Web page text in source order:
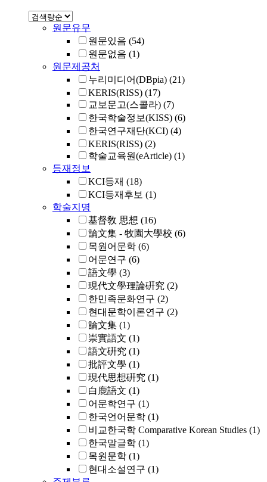
원문유무
원문있음 (54)
원문없음 (1)
원문제공처
누리미디어(DBpia) (21)
KERIS(RISS) (17)
교보문고(스콜라) (7)
한국학술정보(KISS) (6)
한국연구재단(KCI) (4)
KERIS(RISS) (2)
학술교육원(eArticle) (1)
등재정보
KCI등재 (18)
KCI등재후보 (1)
학술지명
基督敎 思想 (16)
論文集 - 牧園大學校 (6)
목원어문학 (6)
어문연구 (6)
語文學 (3)
現代文學理論硏究 (2)
한민족문화연구 (2)
현대문학이론연구 (2)
論文集 (1)
崇實語文 (1)
語文硏究 (1)
批評文學 (1)
現代思想硏究 (1)
白鹿語文 (1)
어문학연구 (1)
한국언어문학 (1)
비교한국학 Comparative Korean Studies (1)
한국말글학 (1)
목원문학 (1)
현대소설연구 (1)